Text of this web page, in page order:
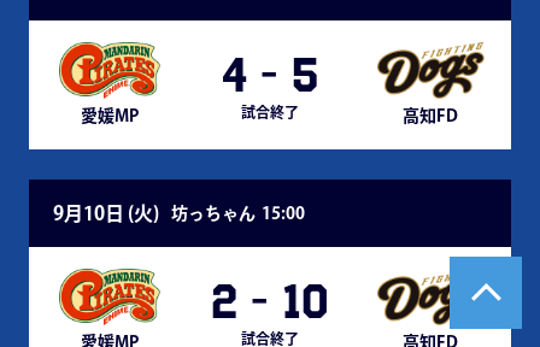
愛媛MP
4 - 5
試合終了 高知FD
9月10日 (火) 坊っちゃん 15:00
愛媛MP
2 - 10
試合終了 高知FD